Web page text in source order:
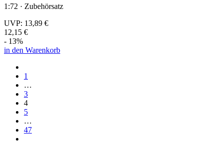
1:72 · Zubehörsatz
UVP: 13,89 €
12,15 €
- 13%
in den Warenkorb
1
…
3
4
5
…
47